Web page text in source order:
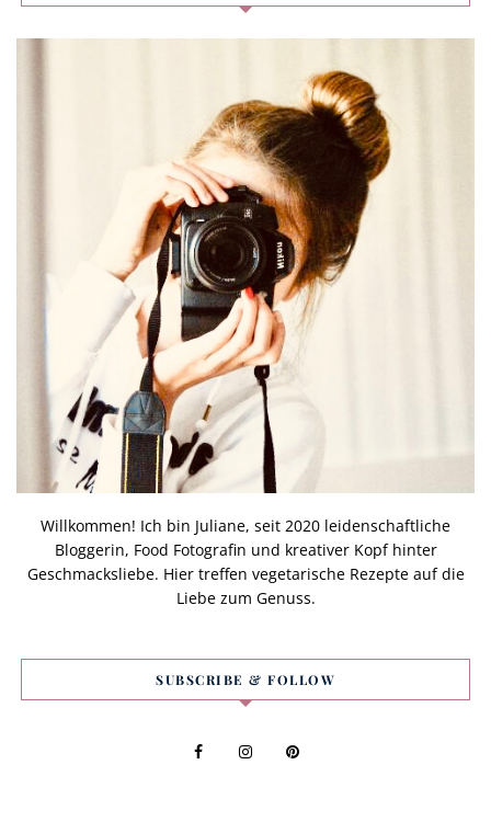
Willkommen! Ich bin Juliane, seit 2020 leidenschaftliche
Bloggerin, Food Fotografin und kreativer Kopf hinter
Geschmacksliebe. Hier treffen vegetarische Rezepte auf die
Liebe zum Genuss.
SUBSCRIBE & FOLLOW